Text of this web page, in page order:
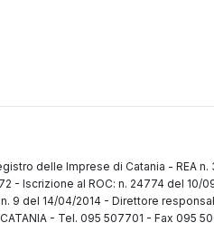
delle Imprese di Catania - REA
- Iscrizione al ROC: n. 24774 del 10/
9 del 14/04/2014 - Direttore
- Tel. 095 507701 - Fax 095